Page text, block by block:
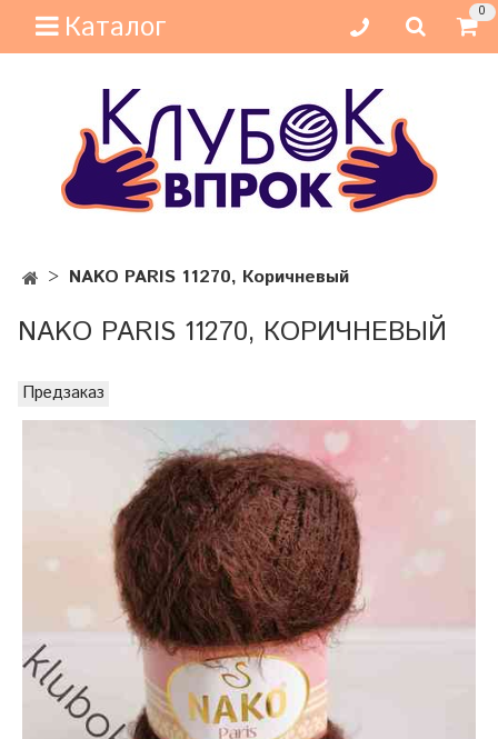
Каталог 0
NAKO PARIS 11270, Коричневый
NAKO PARIS 11270, КОРИЧНЕВЫЙ
Предзаказ